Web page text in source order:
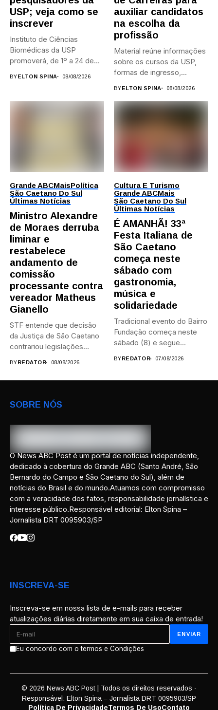
USP; veja como se
inscrever
Instituto de Ciências
Biomédicas da USP
promoverá, de 1º a 24 de...
BYELTON SPINA 08/08/2026
auxiliar candidatos
na escolha da
profissão
Material reúne informações
sobre os cursos da USP,
formas de ingresso,
BYELTON SPINA 08/08/2026
Grande ABCMaisPolítica
São Caetano Do Sul
Últimas Notícias
Ministro Alexandre
de Moraes derruba
liminar e
restabelece
andamento de
comissão
processante contra
vereador Matheus
Gianello
STF entende que decisão
da Justiça de São Caetano
contrariou legislações
BY REDATOR 08/08/2026
Cultura E Turismo
Grande ABCMais
São Caetano Do Sul
Últimas Notícias
É AMANHÃ! 33ª
Festa Italiana de
São Caetano
começa neste
sábado com
gastronomia,
música e
solidariedade
Tradicional evento do Bairro
Fundação começa neste
sábado (8) e segue
BY REDATOR 07/08/2026
SOBRE NÓS
O News ABC Post é um portal de notícias independente,
dedicado à cobertura do Grande ABC (Santo André, São
Bernardo do Campo e São Caetano do Sul), além de
notícias do Brasil e do mundo.Atuamos com compromisso
com a veracidade dos fatos, responsabilidade jornalística e
interesse público.Responsável editorial: Elton Spina –
Jornalista DRT 0095903/SP
INSCREVA-SE
Inscreva-se em nossa lista de e-mails para receber
atualizações diárias diretamente em sua caixa de entrada!
Eu concordo com o termos e Condições
© 2026 News ABC Post | Todos os direitos reservados -
Responsável: Elton Spina – Jornalista DRT 0095903/SP
Política De PrivacidadeTermos De UsoContato